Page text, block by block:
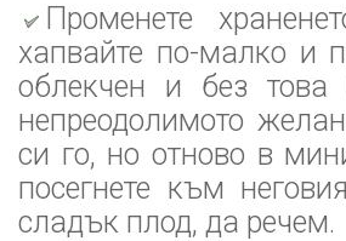
Променете
хапвайте по-малко и
облекчен и без това
непреодолимото
си го, но отново в
посегнете към
сладък плод, да речем.